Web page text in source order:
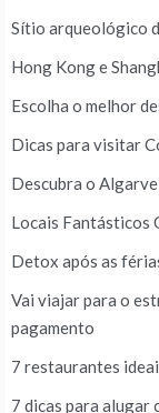
Sítio arqueológico
Hong Kong e
Escolha o melhor
Dicas para visitar
Descubra o
Locais Fantásticos
Detox após as
Vai viajar para o
pagamento
7 restaurantes
7 dicas para alugar